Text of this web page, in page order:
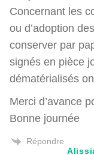
Concernant les
ou d’adoption
conserver par
signés en pièce
dématérialisés
Merci d’avance
Bonne journée
Répondre